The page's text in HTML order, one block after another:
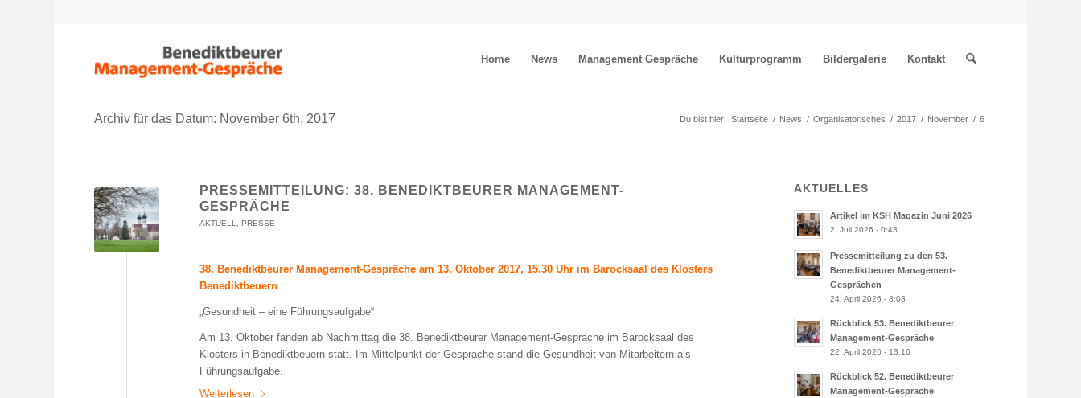
Home News Management Gespräche Kulturprogramm Bildergalerie Kontakt
Archiv für das Datum: November 6th, 2017 Du bist hier: Startseite / News / Organisatorisches / 2017 / November / 6
PRESSEMITTEILUNG: 38. BENEDIKTBEURER MANAGEMENT-
GESPRÄCHE
AKTUELL ,PRESSE
38. Benediktbeurer Management-Gespräche am 13. Oktober 2017, 15.30 Uhrim Barocksaal des Klosters
Benediktbeuern
„Gesundheit – eine Führungsaufgabe“
Am 13. Oktober fanden ab Nachmittag die 38. Benediktbeurer Management-Gespräche im Barocksaal des
Klosters in Benediktbeuern statt. Im Mittelpunkt der Gespräche stand die Gesundheit von Mitarbeitern als
Führungsaufgabe.
Weiterlesen
AKTUELLES
Artikel im KSH Magazin Juni 2026
2. Juli 2026 - 0:43
Pressemitteilung zu den 53.
Benediktbeurer Management-
Gesprächen
24. April 2026 - 8:08
Rückblick 53. Benediktbeurer
Management-Gespräche
22. April 2026 - 13:16
Rückblick 52. Benediktbeurer
Management-Gespräche